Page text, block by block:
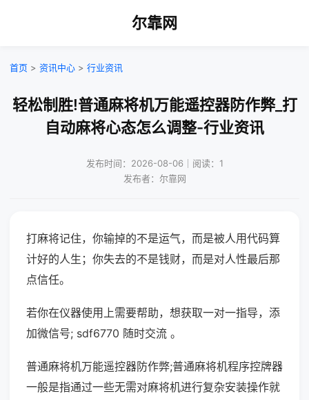
尔靠网
首页 > 资讯中心 > 行业资讯
轻松制胜!普通麻将机万能遥控器防作弊_打
自动麻将心态怎么调整-行业资讯
发布时间：2026-08-06｜阅读：1
发布者：尔靠网
打麻将记住，你输掉的不是运气，而是被人用代码算
计好的人生；你失去的不是钱财，而是对人性最后那
点信任。
若你在仪器使用上需要帮助，想获取一对一指导，添
加微信号; sdf6770 随时交流 。
普通麻将机万能遥控器防作弊;普通麻将机程序控牌器
一般是指通过一些无需对麻将机进行复杂安装操作就